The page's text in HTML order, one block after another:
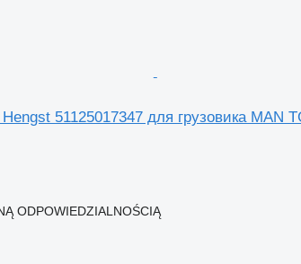
51125017347 для грузовика MAN
ODPOWIEDZIALNOŚCIĄ